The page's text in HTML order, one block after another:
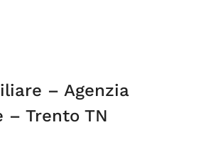
– Agenzia
– Trento TN